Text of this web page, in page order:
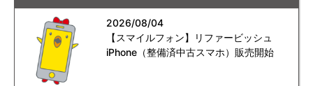
2026/08/04
【スマイルフォン】リファービッシュ
iPhone（整備済中古スマホ）販売開始